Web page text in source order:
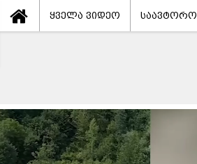
ყველა ვიდეო საავტორო